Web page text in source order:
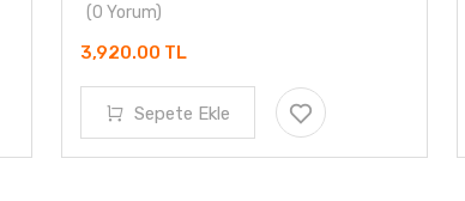
(0 Yorum)
3,920.00 TL
Sepete Ekle